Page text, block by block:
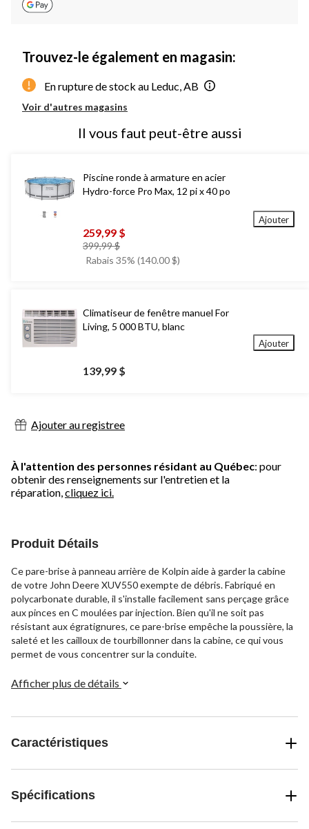
Trouvez-le également en magasin:
En rupture de stock au Leduc, AB
Voir d'autres magasins
Il vous faut peut-être aussi
Piscine ronde à armature en acier
Hydro-force Pro Max, 12 pi x 40 po
259,99 $
399,99 $prix
était
Rabais 35% (140.00 $)
Ajouter
Climatiseur de fenêtre manuel For
Living, 5 000 BTU, blanc
139,99 $
Ajouter
Ajouter au registree
À l'attention des personnes résidant au Québec: pour
obtenir des renseignements sur l'entretien et la
réparation,cliquez ici.
Produit Détails
Ce pare-brise à panneau arrière de Kolpin aide à garder la cabine
de votre John Deere XUV550 exempte de débris. Fabriqué en
polycarbonate durable, il s'installe facilement sans perçage grâce
aux pinces en C moulées par injection. Bien qu'il ne soit pas
résistant aux égratignures, ce pare-brise empêche la poussière, la
saleté et les cailloux de tourbillonner dans la cabine, ce qui vous
permet de vous concentrer sur la conduite.
Afficher plus de détails
Caractéristiques
Spécifications